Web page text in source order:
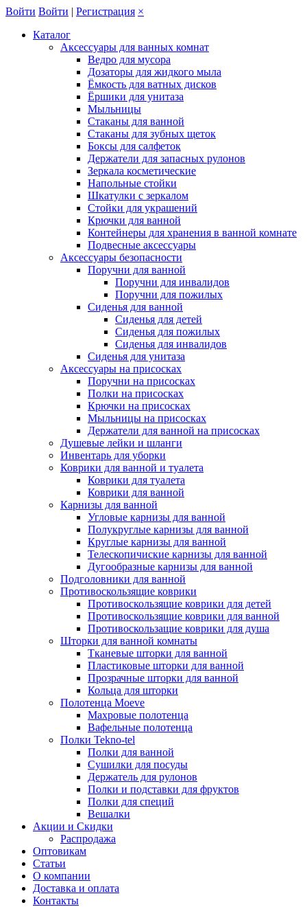
Войти Войти | Регистрация ×
Каталог
Аксессуары для ванных комнат
Ведро для мусора
Дозаторы для жидкого мыла
Ёмкость для ватных дисков
Ёршики для унитаза
Мыльницы
Стаканы для ванной
Стаканы для зубных щеток
Боксы для салфеток
Держатели для запасных рулонов
Зеркала косметические
Напольные стойки
Шкатулки с зеркалом
Стойки для украшений
Крючки для ванной
Контейнеры для хранения в ванной комнате
Подвесные аксессуары
Аксессуары безопасности
Поручни для ванной
Поручни для инвалидов
Поручни для пожилых
Сиденья для ванной
Сиденья для детей
Сиденья для пожилых
Сиденья для инвалидов
Сиденья для унитаза
Аксессуары на присосках
Поручни на присосках
Полки на присосках
Крючки на присосках
Мыльницы на присосках
Держатели для ванной на присосках
Душевые лейки и шланги
Инвентарь для уборки
Коврики для ванной и туалета
Коврики для туалета
Коврики для ванной
Карнизы для ванной
Угловые карнизы для ванной
Полукруглые карнизы для ванной
Круглые карнизы для ванной
Телескопичиские карнизы для ванной
Дугообразные карнизы для ванной
Подголовники для ванной
Противоскользящие коврики
Противоскользящие коврики для детей
Противоскользящие коврики для ванной
Противоскользащие коврики для душа
Шторки для ванной комнаты
Тканевые шторки для ванной
Пластиковые шторки для ванной
Прозрачные шторки для ванной
Кольца для шторки
Полотенца Moeve
Махровые полотенца
Вафельные полотенца
Полки Tekno-tel
Полки для ванной
Сушилки для посуды
Держатель для рулонов
Полки и подставки для фруктов
Полки для специй
Вешалки
Акции и Скидки
Распродажа
Оптовикам
Статьи
О компании
Доставка и оплата
Контакты